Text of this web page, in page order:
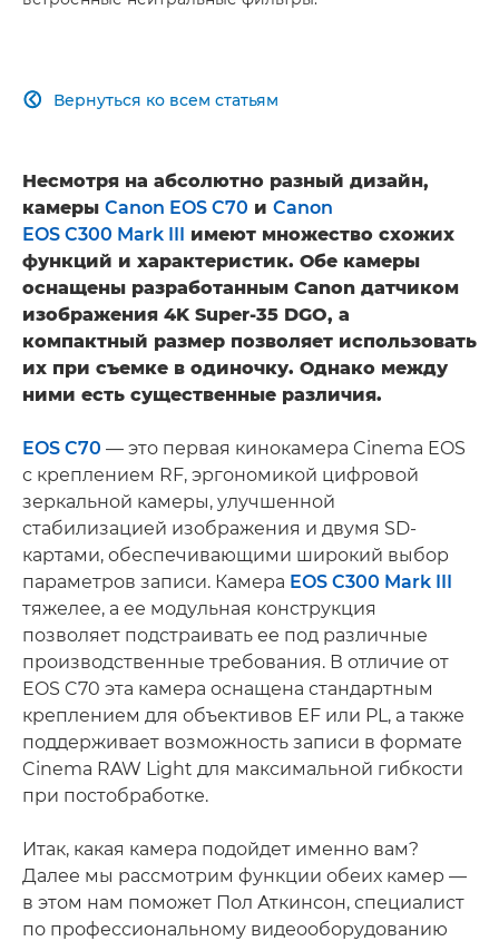
Вернуться ко всем статьям

Несмотря на абсолютно разный дизайн,
камеры Canon EOS C70 и Canon
EOS C300 Mark III имеют множество схожих
функций и характеристик. Обе камеры
оснащены разработанным Canon датчиком
изображения 4K Super-35 DGO, а
компактный размер позволяет использовать
их при съемке в одиночку. Однако между
ними есть существенные различия.
EOS C70 — это первая кинокамера Cinema EOS
с креплением RF, эргономикой цифровой
зеркальной камеры, улучшенной
стабилизацией изображения и двумя SD-
картами, обеспечивающими широкий выбор
параметров записи. Камера EOS C300 Mark III
тяжелее, а ее модульная конструкция
позволяет подстраивать ее под различные
производственные требования. В отличие от
EOS C70 эта камера оснащена стандартным
креплением для объективов EF или PL, а также
поддерживает возможность записи в формате
Cinema RAW Light для максимальной гибкости
при постобработке.
Итак, какая камера подойдет именно вам?
Далее мы рассмотрим функции обеих камер —
в этом нам поможет Пол Аткинсон, специалист
по профессиональному видеооборудованию